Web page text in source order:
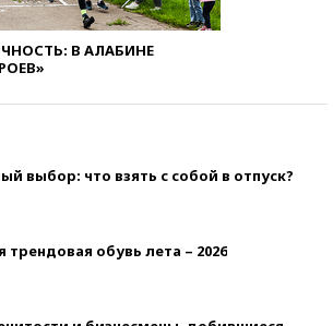
В АЛАБИНЕ
выбор: что взять с собой в отпуск?
трендовая обувь лета – 2026